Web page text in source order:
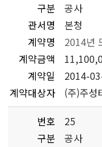
구분
공사
관서명
본청
계약명
2014년
계약금액
계약일
2014-
계약대상자
(주)주성
번호
25
구분
공사